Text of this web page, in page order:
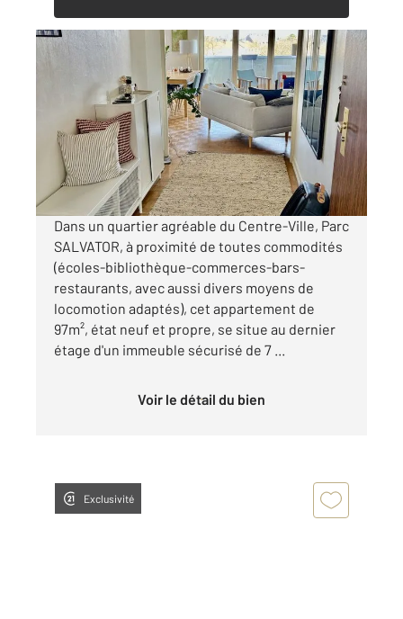
MULHOUSE 68
97,47 m
, 5 pièces
Ref : 2316
Appartement F5 à louer
1 100 €
par mois charges comprises
Dans un quartier agréable du Centre-Ville, Parc
SALVATOR, à proximité de toutes commodités
(écoles-bibliothèque-commerces-bars-
restaurants, avec aussi divers moyens de
locomotion adaptés), cet appartement de
97m², état neuf et propre, se situe au dernier
étage d'un immeuble sécurisé de 7 ...
Voir le détail du bien
Exclusivité